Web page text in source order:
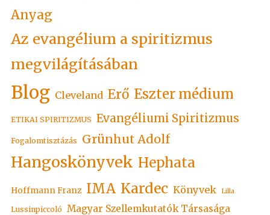
Anyag
Az evangélium a spiritizmus
megvilágításában
Blog Cleveland Erő Eszter médium
ETIKAI SPIRITIZMUS Evangéliumi Spiritizmus
Fogalomtisztázás Grünhut Adolf
Hangoskönyvek Hephata
Hoffmann Franz IMA Kardec Könyvek Lilla
Lussinpiccoló Magyar Szellemkutatók Társasága